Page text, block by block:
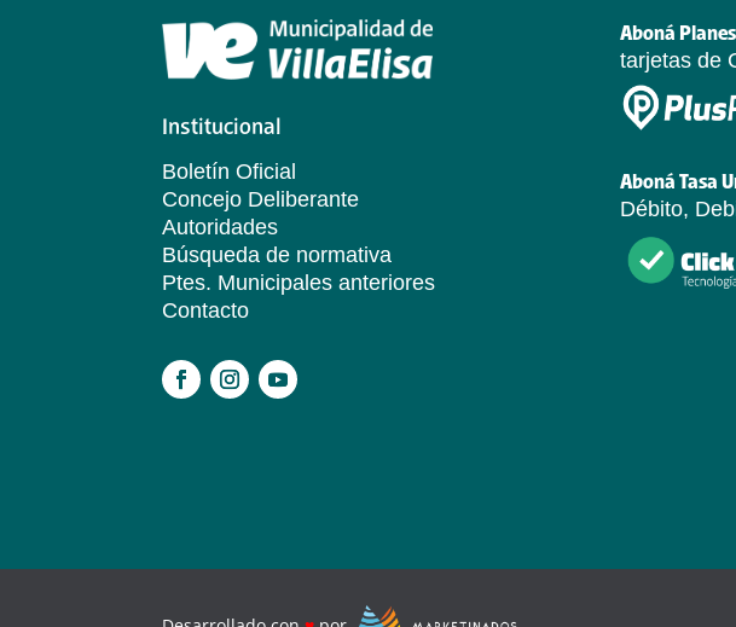
Institucional
Boletín Oficial
Concejo Deliberante
Autoridades
Búsqueda de normativa
Ptes. Municipales anteriores
Contacto
Aboná
tarjetas de
Aboná Tasa
Débito,